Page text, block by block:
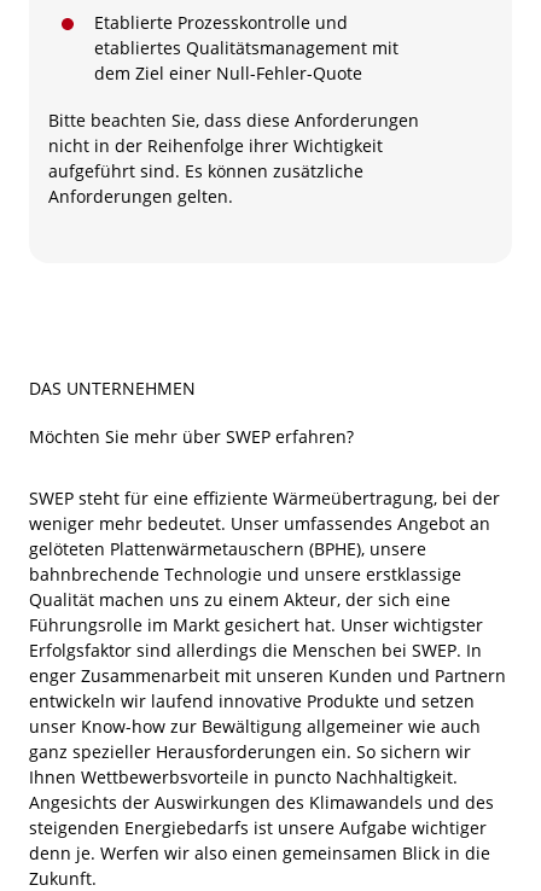
Etablierte Prozesskontrolle und
etabliertes Qualitätsmanagement mit
dem Ziel einer Null-Fehler-Quote
Bitte beachten Sie, dass diese Anforderungen
nicht in der Reihenfolge ihrer Wichtigkeit
aufgeführt sind. Es können zusätzliche
Anforderungen gelten.
DAS UNTERNEHMEN
Möchten Sie mehr über SWEP erfahren?
SWEP steht für eine effiziente Wärmeübertragung, bei der
weniger mehr bedeutet. Unser umfassendes Angebot an
gelöteten Plattenwärmetauschern (BPHE), unsere
bahnbrechende Technologie und unsere erstklassige
Qualität machen uns zu einem Akteur, der sich eine
Führungsrolle im Markt gesichert hat. Unser wichtigster
Erfolgsfaktor sind allerdings die Menschen bei SWEP. In
enger Zusammenarbeit mit unseren Kunden und Partnern
entwickeln wir laufend innovative Produkte und setzen
unser Know-how zur Bewältigung allgemeiner wie auch
ganz spezieller Herausforderungen ein. So sichern wir
Ihnen Wettbewerbsvorteile in puncto Nachhaltigkeit.
Angesichts der Auswirkungen des Klimawandels und des
steigenden Energiebedarfs ist unsere Aufgabe wichtiger
denn je. Werfen wir also einen gemeinsamen Blick in die
Zukunft.